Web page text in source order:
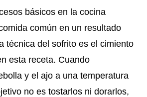
básicos en la cocina
común en un resultado
técnica del sofrito es el cimiento
esta receta. Cuando
y el ajo a una temperatura
no es tostarlos ni dorarlos,